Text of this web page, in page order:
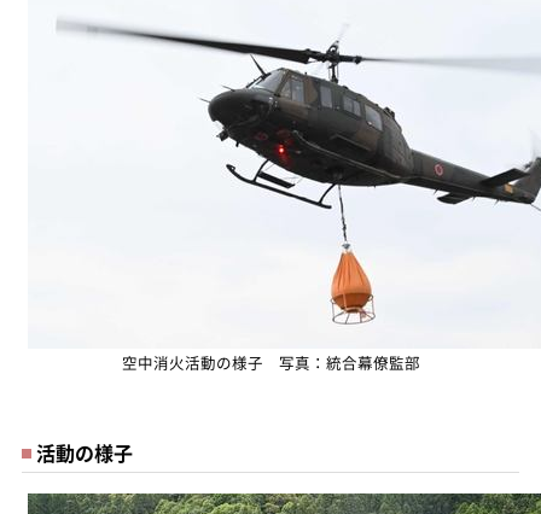
空中消火活動の様子 写真：統合幕僚監部
活動の様子